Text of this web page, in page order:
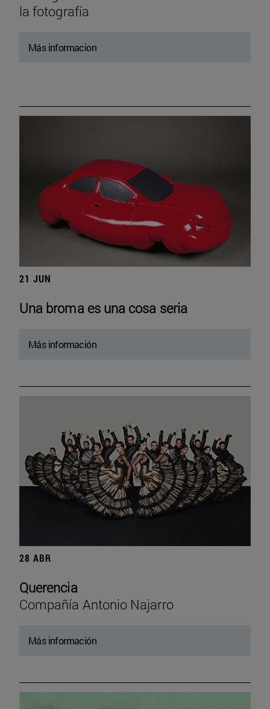
la fotografía
Más informacion
21 JUN
Una broma es una cosa seria
Más información
28 ABR
Querencia
Compañía Antonio Najarro
Más información